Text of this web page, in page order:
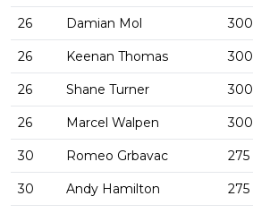
26 Damian Mol 300
26 Keenan Thomas 300
26 Shane Turner 300
26 Marcel Walpen 300
30 Romeo Grbavac 275
30 Andy Hamilton 275